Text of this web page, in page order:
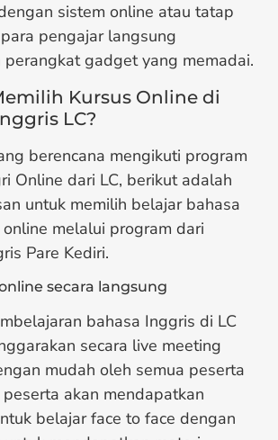
sistem online atau tatap
pengajar langsung
perangkat gadget yang memadai.
Kursus Online di
LC?
berencana mengikuti program
Online dari LC, berikut adalah
untuk memilih belajar bahasa
melalui program dari
Pare Kediri.
secara langsung
bahasa Inggris di LC
secara live meeting
mudah oleh semua peserta
akan mendapatkan
belajar face to face dengan